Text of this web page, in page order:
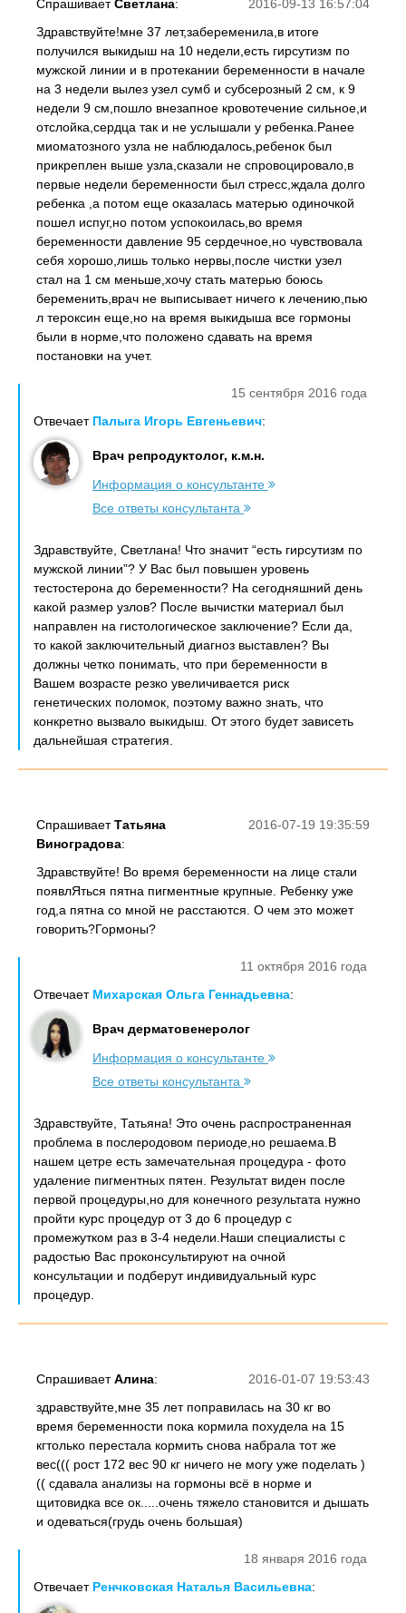
2016-09-13 16:57:04
СпрашиваетСветлана:
Здравствуйте!мне 37 лет,забеременила,в итоге
получился выкидыш на 10 недели,есть гирсутизм по
мужской линии и в протекании беременности в начале
на 3 недели вылез узел сумб и субсерозный 2 см, к 9
недели 9 см,пошло внезапное кровотечение сильное,и
отслойка,сердца так и не услышали у ребенка.Ранее
миоматозного узла не наблюдалось,ребенок был
прикреплен выше узла,сказали не спровоцировало,в
первые недели беременности был стресс,ждала долго
ребенка ,а потом еще оказалась матерью одиночкой
пошел испуг,но потом успокоилась,во время
беременности давление 95 сердечное,но чувствовала
себя хорошо,лишь только нервы,после чистки узел
стал на 1 см меньше,хочу стать матерью боюсь
беременить,врач не выписывает ничего к лечению,пью
л тероксин еще,но на время выкидыша все гормоны
были в норме,что положено сдавать на время
постановки на учет.
15 сентября 2016 года
Отвечает Палыга Игорь Евгеньевич:
Врач репродуктолог, к.м.н.
Информация о консультанте
Все ответы консультанта
Здравствуйте, Светлана! Что значит “есть гирсутизм по
мужской линии”? У Вас был повышен уровень
тестостерона до беременности? На сегодняшний день
какой размер узлов? После вычистки материал был
направлен на гистологическое заключение? Если да,
то какой заключительный диагноз выставлен? Вы
должны четко понимать, что при беременности в
Вашем возрасте резко увеличивается риск
генетических поломок, поэтому важно знать, что
конкретно вызвало выкидыш. От этого будет зависеть
дальнейшая стратегия.
2016-07-19 19:35:59
СпрашиваетТатьяна
Виноградова:
Здравствуйте! Во время беременности на лице стали
появлЯться пятна пигментные крупные. Ребенку уже
год,а пятна со мной не расстаются. О чем это может
говорить?Гормоны?
11 октября 2016 года
Отвечает Михарская Ольга Геннадьевна:
Врач дерматовенеролог
Информация о консультанте
Все ответы консультанта
Здравствуйте, Татьяна! Это очень распространенная
проблема в послеродовом периоде,но решаема.В
нашем цетре есть замечательная процедура - фото
удаление пигментных пятен. Результат виден после
первой процедуры,но для конечного результата нужно
пройти курс процедур от 3 до 6 процедур с
промежутком раз в 3-4 недели.Наши специалисты с
радостью Вас проконсультируют на очной
консультации и подберут индивидуальный курс
процедур.
2016-01-07 19:53:43
СпрашиваетАлина:
здравствуйте,мне 35 лет поправилась на 30 кг во
время беременности пока кормила похудела на 15
кгтолько перестала кормить снова набрала тот же
вес((( рост 172 вес 90 кг ничего не могу уже поделать )
(( сдавала анализы на гормоны всё в норме и
щитовидка все ок.....очень тяжело становится и дышать
и одеваться(грудь очень большая)
18 января 2016 года
Отвечает Ренчковская Наталья Васильевна: